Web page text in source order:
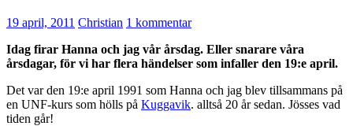
19 april, 2011 Christian 1 kommentar
Idag firar Hanna och jag vår årsdag. Eller snarare våra
årsdagar, för vi har flera händelser som infaller den 19:e april.
Det var den 19:e april 1991 som Hanna och jag blev tillsammans på
en UNF-kurs som hölls på Kuggavik. alltså 20 år sedan. Jösses vad
tiden går!